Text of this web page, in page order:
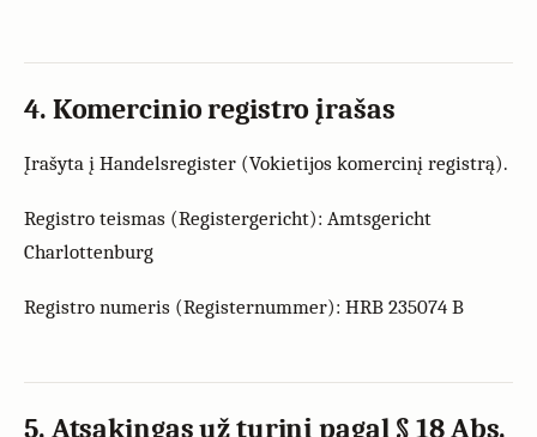
4. Komercinio registro įrašas
Įrašyta į Handelsregister (Vokietijos komercinį registrą).
Registro teismas (Registergericht): Amtsgericht
Charlottenburg
Registro numeris (Registernummer): HRB 235074 B
5. Atsakingas už turinį pagal § 18 Abs.